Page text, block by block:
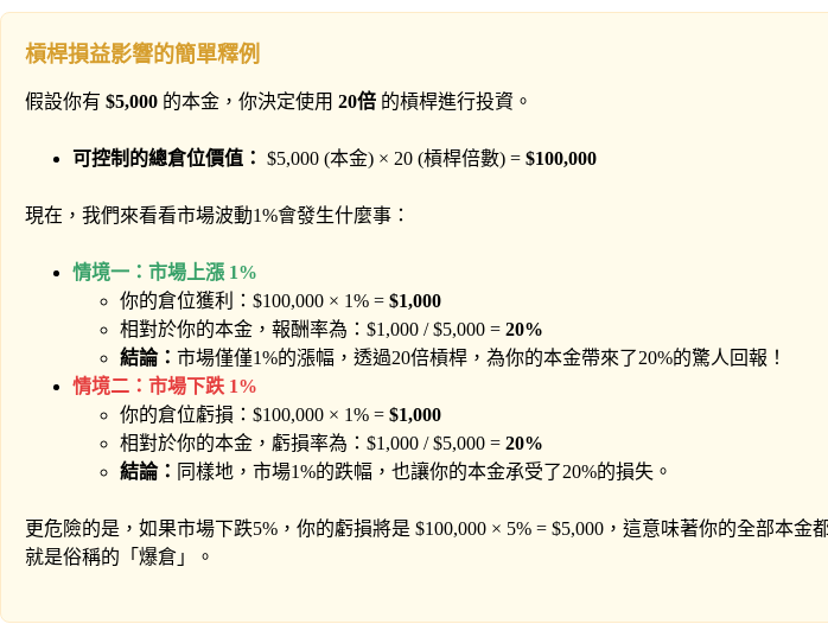
槓桿損益影響的簡單釋例
假設你有 $5,000 的本金，你決定使用 20倍 的槓桿進行投資。
可控制的總倉位價值： $5,000 (本金) × 20 (槓桿倍數) = $100,000
現在，我們來看看市場波動1%會發生什麼事：
情境一：市場上漲 1%
你的倉位獲利：$100,000 × 1% = $1,000
相對於你的本金，報酬率為：$1,000 / $5,000 = 20%
結論： 市場僅僅1%的漲幅，透過20倍槓桿，為你的本金帶來了20%的驚人回報！
情境二：市場下跌 1%
你的倉位虧損：$100,000 × 1% = $1,000
相對於你的本金，虧損率為：$1,000 / $5,000 = 20%
結論： 同樣地，市場1%的跌幅，也讓你的本金承受了20%的損失。
更危險的是，如果市場下跌5%，你的虧損將是 $100,000 × 5% = $5,000，這意味著你的全部本金
就是俗稱的「爆倉」。